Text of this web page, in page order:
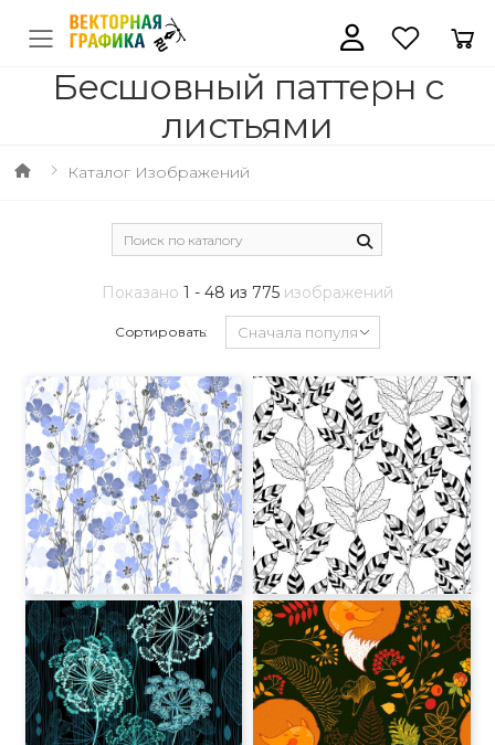
Бесшовный паттерн с
листьями
Каталог Изображений
Показано 1 - 48 из 775 изображений
Сортировать: